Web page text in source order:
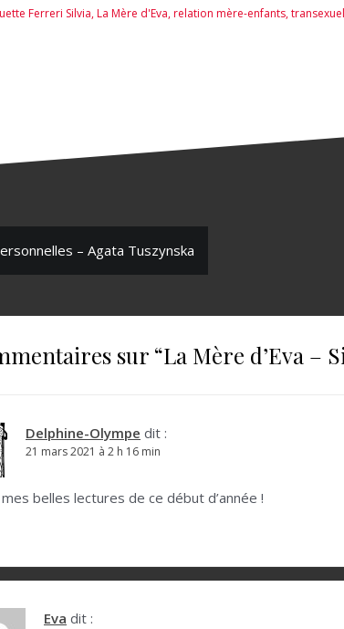
Ferreri Silvia,La Mère d'Eva,relation mère-enfants,transexuel
– Agata Tuszynska
sur “La Mère d’Eva –
Delphine-Olympe dit :
21 mars 2021 à 2 h 16 min
belles lectures de ce début d’année !
Eva dit :